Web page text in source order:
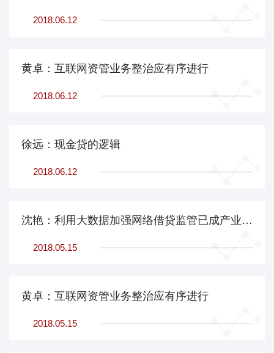
2018.06.12
黄卓：互联网资管业务整治应有序进行
2018.06.12
徐远：现金贷的逻辑
2018.06.12
沈艳：利用大数据加强网络借贷监管已成产业发展新驱动
2018.05.15
黄卓：互联网资管业务整治应有序进行
2018.05.15